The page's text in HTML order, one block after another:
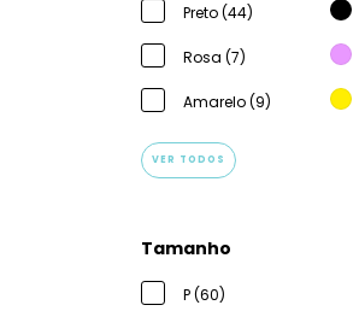
Preto (44)
Rosa (7)
Amarelo (9)
VER TODOS
Tamanho
P (60)